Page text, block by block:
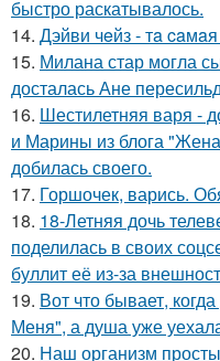
быстро раскатывалось.
14. Дэйви чeйз - тa
15. Милана стар могла
досталась Ане
16. Шестилетняя варя -
и Марины из блога
добилась своего.
17. Горшочек, варись.
18. 18-Летняя дочь
поделилась в своих
буллит её из-за
19. Вот что бывает,
Меня", а душа уже
20. Наш организм